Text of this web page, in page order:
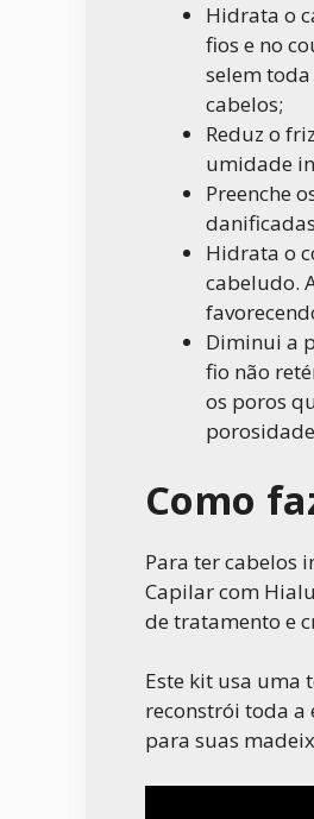
Hidrata o
fios e no
selem
cabelos;
Reduz o
umidade
Preenche
Hidrata o
cabeludo.
Diminui a
fio não
os poros
Como
Para ter cabelos
Capilar com
de tratamento e
Este kit usa uma
reconstrói toda a
para suas